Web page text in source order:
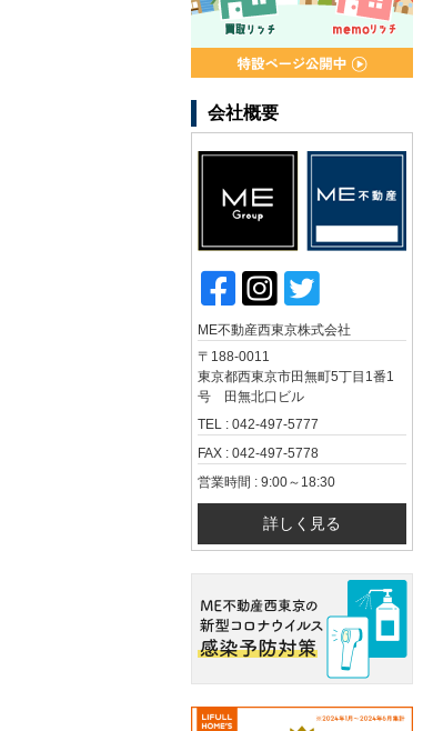
会社概要
ME不動産西東京株式会社
〒188-0011
東京都西東京市田無町5丁目1番1
号 田無北口ビル
TEL : 042-497-5777
FAX : 042-497-5778
営業時間 : 9:00～18:30
詳しく見る